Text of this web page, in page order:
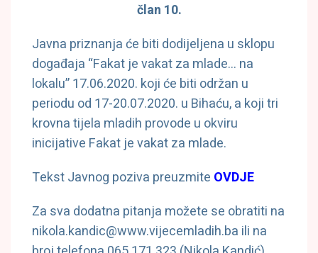
član 10.
Javna priznanja će biti dodijeljena u sklopu
događaja “Fakat je vakat za mlade… na
lokalu” 17.06.2020. koji će biti održan u
periodu od 17-20.07.2020. u Bihaću, a koji tri
krovna tijela mladih provode u okviru
inicijative Fakat je vakat za mlade.
Tekst Javnog poziva preuzmite OVDJE
Za sva dodatna pitanja možete se obratiti na
nikola.kandic@www.vijecemladih.ba ili na